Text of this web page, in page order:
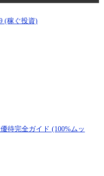
(稼ぐ投資)
待完全ガイド (100%ムッ